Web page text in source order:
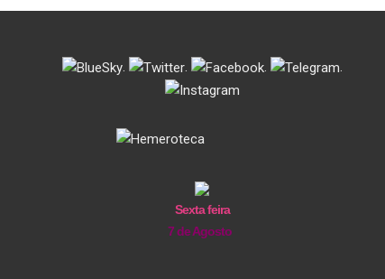
. . . .
Sexta feira
7 de Agosto